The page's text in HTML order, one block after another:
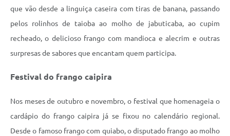
que vão desde a linguiça caseira com tiras de banana, passando
pelos rolinhos de taioba ao molho de jabuticaba, ao cupim
recheado, o delicioso frango com mandioca e alecrim e outras
surpresas de sabores que encantam quem participa.
Festival do frango caipira
Nos meses de outubro e novembro, o festival que homenageia o
cardápio do frango caipira já se fixou no calendário regional.
Desde o famoso frango com quiabo, o disputado frango ao molho